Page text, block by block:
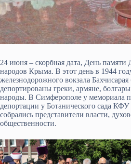
24 июня – скорбная дата, День памяти
народов Крыма. В этот день в 1944
железнодорожного вокзала
депортированы греки, армяне,
народы. В Симферополе у мемориала
депортации у Ботанического сада
собрались представители власти,
общественности.